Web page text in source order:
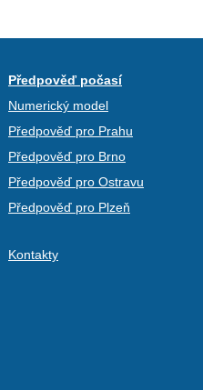
Předpověď počasí
Numerický model
Předpověď pro Prahu
Předpověď pro Brno
Předpověď pro Ostravu
Předpověď pro Plzeň
Kontakty